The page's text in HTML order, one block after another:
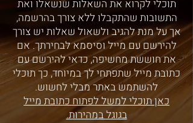
תוכלי לקרוא את השאלות שנשאלו ואת
התשובות שהתקבלו ללא צורך בהרשמה,
אך על מנת להגיב ולשאול שאלות יש צורך
להירשם עם מייל וסיסמא לבחירתך. אם
את חוששת מחשיפה, כדאי להירשם עם
כתובת מייל שתפתחי לך במיוחד, כך תוכלי
להשתמש באתר מבלי לחשוש.
כאן תוכלי למשל לפתוח כתובת מייל
בגוגל במהירות.